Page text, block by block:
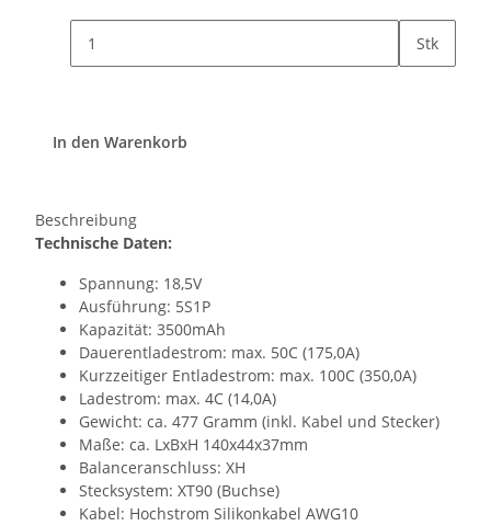
Stk
In den Warenkorb
Beschreibung
Technische Daten:
Spannung: 18,5V
Ausführung: 5S1P
Kapazität: 3500mAh
Dauerentladestrom: max. 50C (175,0A)
Kurzzeitiger Entladestrom: max. 100C (350,0A)
Ladestrom: max. 4C (14,0A)
Gewicht: ca. 477 Gramm (inkl. Kabel und Stecker)
Maße: ca. LxBxH 140x44x37mm
Balanceranschluss: XH
Stecksystem: XT90 (Buchse)
Kabel: Hochstrom Silikonkabel AWG10